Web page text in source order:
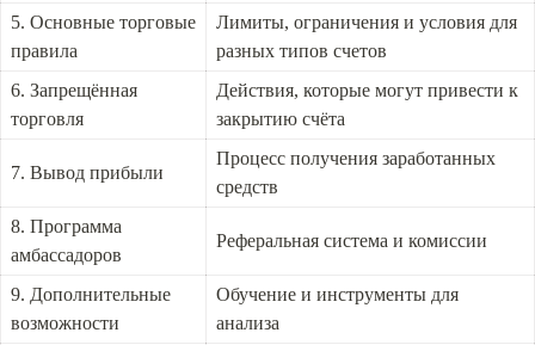
5. Основные торговые
правила
Лимиты, ограничения и условия для
разных типов счетов
6. Запрещённая
торговля
Действия, которые могут привести к
закрытию счёта
7. Вывод прибыли
Процесс получения заработанных
средств
8. Программа
амбассадоров
Реферальная система и комиссии
9. Дополнительные
возможности
Обучение и инструменты для
анализа